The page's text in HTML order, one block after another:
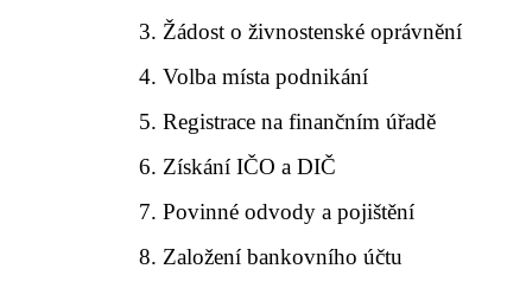
Žádost o živnostenské oprávnění
Volba místa podnikání
Registrace na finančním úřadě
Získání IČO a DIČ
Povinné odvody a pojištění
Založení bankovního účtu